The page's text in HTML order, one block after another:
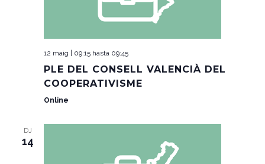
12 maig | 09:15hasta 09:45
PLE DEL CONSELL VALENCIÀ DEL
COOPERATIVISME
Online
DJ
14